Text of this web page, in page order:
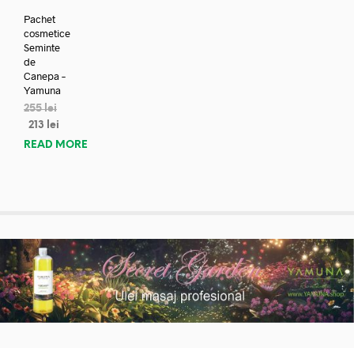
Pachet
cosmetice
Seminte
de
Canepa –
Yamuna
255lei
213
lei
READ MORE